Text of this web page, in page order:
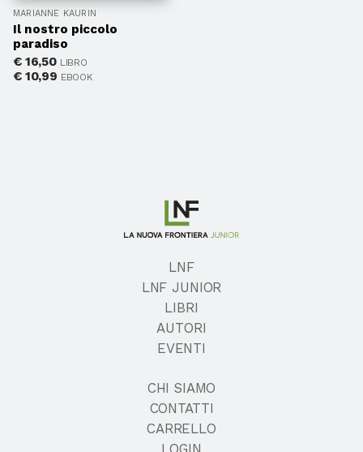
MARIANNE KAURIN
Il nostro piccolo
paradiso
€16,50 LIBRO
€10,99 EBOOK
LNF
LNF JUNIOR
LIBRI
AUTORI
EVENTI
CHI SIAMO
CONTATTI
CARRELLO
LOGIN